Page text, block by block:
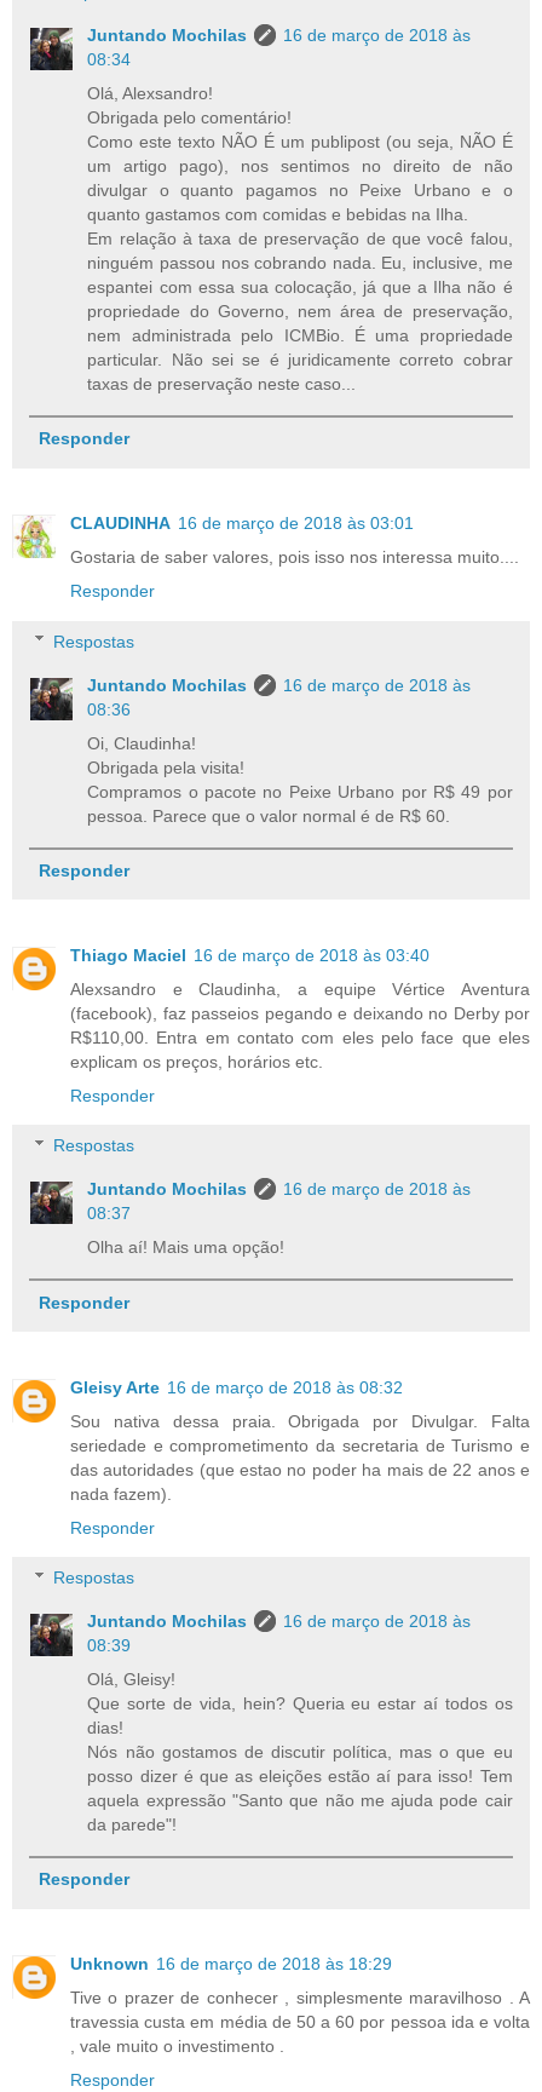
Juntando Mochilas
16 de março de 2018 às
08:34
Olá, Alexsandro!
Obrigada pelo comentário!
Como este texto NÃO É um publipost (ou seja, NÃO É
um artigo pago), nos sentimos no direito de não
divulgar o quanto pagamos no Peixe Urbano e o
quanto gastamos com comidas e bebidas na Ilha.
Em relação à taxa de preservação de que você falou,
ninguém passou nos cobrando nada. Eu, inclusive, me
espantei com essa sua colocação, já que a Ilha não é
propriedade do Governo, nem área de preservação,
nem administrada pelo ICMBio. É uma propriedade
particular. Não sei se é juridicamente correto cobrar
taxas de preservação neste caso...
Responder
CLAUDINHA 16 de março de 2018 às 03:01
Gostaria de saber valores, pois isso nos interessa muito....
Responder
Respostas
Juntando Mochilas
16 de março de 2018 às
08:36
Oi, Claudinha!
Obrigada pela visita!
Compramos o pacote no Peixe Urbano por R$ 49 por
pessoa. Parece que o valor normal é de R$ 60.
Responder
Thiago Maciel 16 de março de 2018 às 03:40
Alexsandro e Claudinha, a equipe Vértice Aventura
(facebook), faz passeios pegando e deixando no Derby por
R$110,00. Entra em contato com eles pelo face que eles
explicam os preços, horários etc.
Responder
Respostas
Juntando Mochilas
16 de março de 2018 às
08:37
Olha aí! Mais uma opção!
Responder
Gleisy Arte 16 de março de 2018 às 08:32
Sou nativa dessa praia. Obrigada por Divulgar. Falta
seriedade e comprometimento da secretaria de Turismo e
das autoridades (que estao no poder ha mais de 22 anos e
nada fazem).
Responder
Respostas
Juntando Mochilas
16 de março de 2018 às
08:39
Olá, Gleisy!
Que sorte de vida, hein? Queria eu estar aí todos os
dias!
Nós não gostamos de discutir política, mas o que eu
posso dizer é que as eleições estão aí para isso! Tem
aquela expressão "Santo que não me ajuda pode cair
da parede"!
Responder
Unknown 16 de março de 2018 às 18:29
Tive o prazer de conhecer , simplesmente maravilhoso . A
travessia custa em média de 50 a 60 por pessoa ida e volta
, vale muito o investimento .
Responder